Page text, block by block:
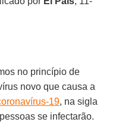
no princípio de
novo que causa a
19, na sigla
se infectarão.